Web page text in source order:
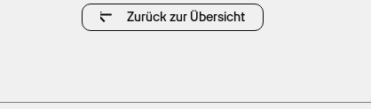
Zurück zur Übersicht